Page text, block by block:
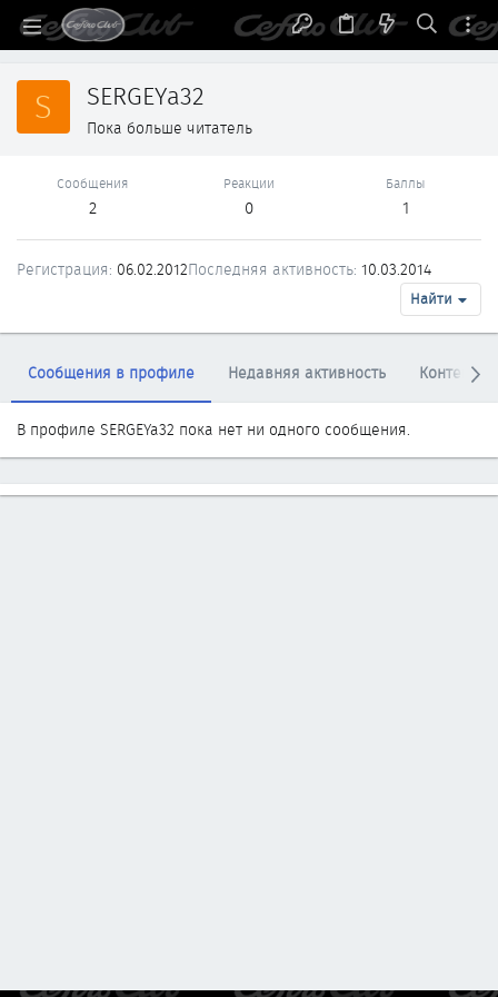
S SERGEYa32
Пока больше читатель
Сообщения
2
Реакции
0
Баллы
1
Регистрация 06.02.2012Последняя активность 10.03.2014
Найти
Сообщения в профиле Недавняя активность Контент
В профиле SERGEYa32 пока нет ни одного сообщения.